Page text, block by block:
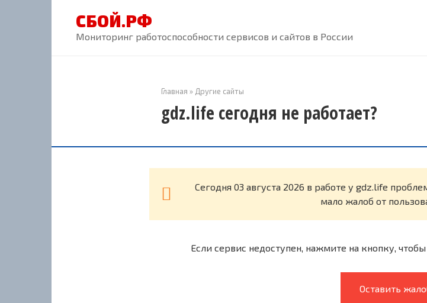
СБОЙ.РФ
Мониторинг работоспособности сервисов и сайтов в России
Главная » Другие сайты
gdz.life сегодня не работает?
Cегодня 03 августа 2026 в работе у gdz.life
мало жалоб от
Если сервис недоступен, нажмите на кнопку,
Оставить